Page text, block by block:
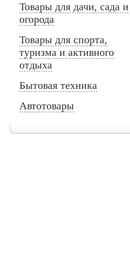
Товары для дачи, сада и
огорода
Товары для спорта,
туризма и активного
отдыха
Бытовая техника
Автотовары